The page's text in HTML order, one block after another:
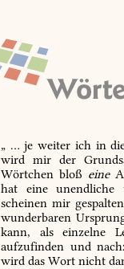
„ … je weiter ich in
wird mir der
Wörtchen bloß eine
hat eine unendliche
scheinen mir
wunderbaren
kann, als einzelne
aufzufinden und
wird das Wort nicht